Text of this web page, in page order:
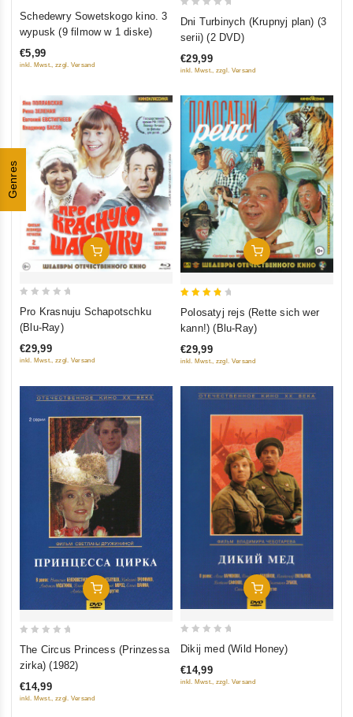
Genres
5
Schedewry Sowetskogo kino. 3
wypusk (9 filmow w 1 diske)
€5,99
inkl. Mwst., zzgl. Versand 5
Dni Turbinych (Krupnyj plan) (3
serii) (2 DVD)
€29,99
inkl. Mwst., zzgl. Versand
In Den Warenkorb
5
Pro Krasnuju Schapotschku
(Blu-Ray)
€29,99
inkl. Mwst., zzgl. Versand
In Den Warenkorb
Polosatyj rejs (Rette sich wer
kann!) (Blu-Ray)
€29,99
inkl. Mwst., zzgl. Versand
In Den Warenkorb
5
The Circus Princess (Prinzessa
zirka) (1982)
€14,99
inkl. Mwst., zzgl. Versand
In Den Warenkorb
of
Dikij med (Wild Honey)
€14,99
inkl. Mwst., zzgl. Versand